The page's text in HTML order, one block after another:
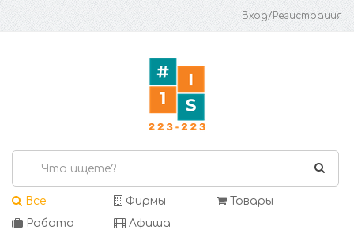
Вход/Регистрация
Все Фирмы
Товары
Работа
Афиша